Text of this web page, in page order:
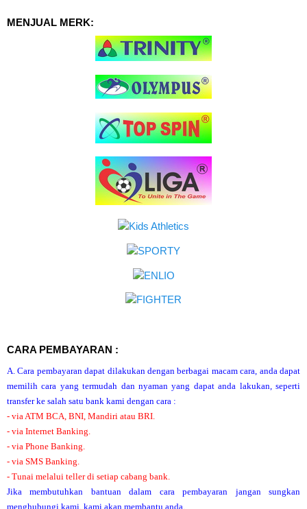
MENJUAL MERK:
CARA PEMBAYARAN :
A. Cara pembayaran dapat dilakukan dengan berbagai macam cara, anda dapat
memilih cara yang termudah dan nyaman yang dapat anda lakukan, seperti
transfer ke salah satu bank kami dengan cara :
- via ATM BCA, BNI, Mandiri atau BRI.
- via Internet Banking.
- via Phone Banking.
- via SMS Banking.
- Tunai melalui teller di setiap cabang bank.
Jika membutuhkan bantuan dalam cara pembayaran jangan sungkan
menghubungi kami, kami akan membantu anda.